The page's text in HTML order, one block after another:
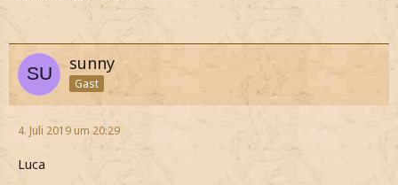
sunny
Gast
4. Juli 2019 um 20:29
Luca